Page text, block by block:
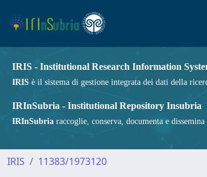
IRIS - Institutional Research Information
IRIS è il sistema di gestione integrata dei dati della
IRInSubria - Institutional Repository Insubria
IRInSubria raccoglie, conserva, documenta e
IRIS 11383/1973120